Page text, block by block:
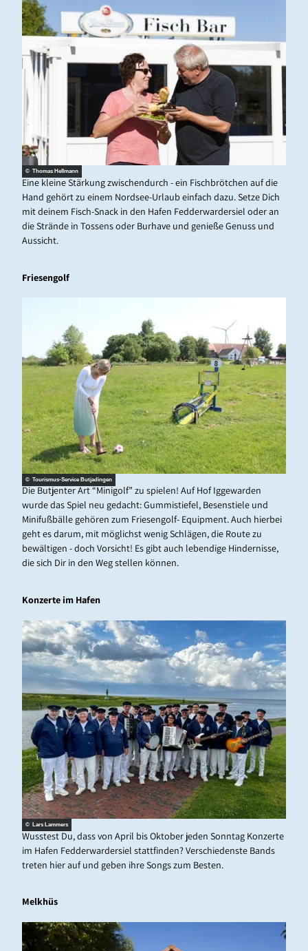
© Thomas Hellmann
Eine kleine Stärkung zwischendurch - ein Fischbrötchen auf die
Hand gehört zu einem Nordsee-Urlaub einfach dazu. Setze Dich
mit deinem Fisch-Snack in den Hafen Fedderwardersiel oder an
die Strände in Tossens oder Burhave und genieße Genuss und
Aussicht.
Friesengolf
© Tourismus-Service Butjadingen
Die Butjenter Art “Minigolf” zu spielen! Auf Hof Iggewarden
wurde das Spiel neu gedacht: Gummistiefel, Besenstiele und
Minifußbälle gehören zum Friesengolf- Equipment. Auch hierbei
geht es darum, mit möglichst wenig Schlägen, die Route zu
bewältigen - doch Vorsicht! Es gibt auch lebendige Hindernisse,
die sich Dir in den Weg stellen können.
Konzerte im Hafen
© Lars Lammers
Wusstest Du, dass von April bis Oktober jeden Sonntag Konzerte
im Hafen Fedderwardersiel stattfinden? Verschiedenste Bands
treten hier auf und geben ihre Songs zum Besten.
Melkhüs